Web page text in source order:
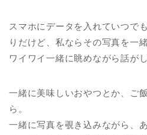
スマホにデータを入れていつで
りだけど、私ならその写真を一
ワイワイ一緒に眺めながら話がし
一緒に美味しいおやつとか、ご
ら。
一緒に写真を覗き込みながら、